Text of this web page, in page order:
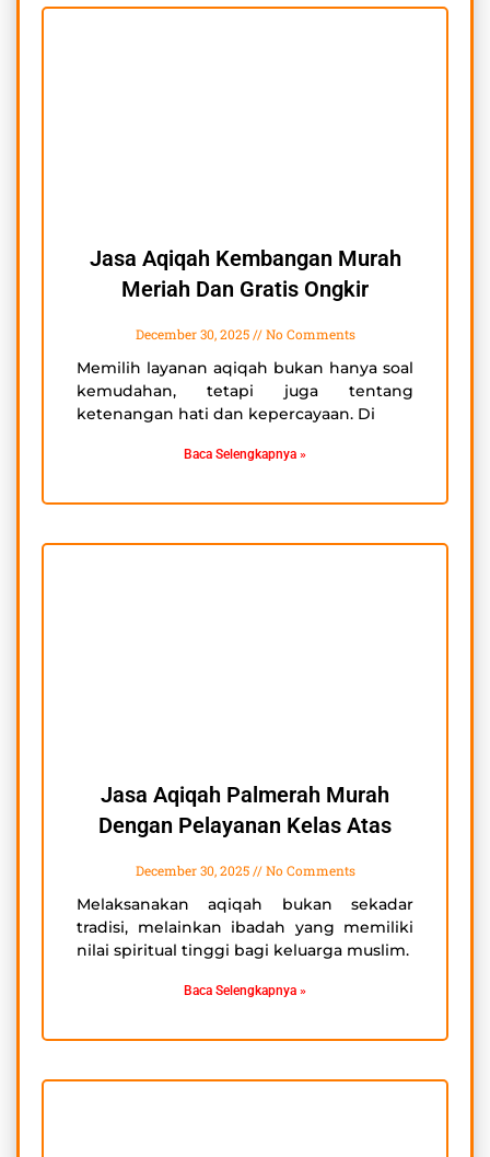
Jasa Aqiqah Kembangan Murah
Meriah Dan Gratis Ongkir
December 30, 2025 No Comments
Memilih layanan aqiqah bukan hanya soal
kemudahan, tetapi juga tentang
ketenangan hati dan kepercayaan. Di
Baca Selengkapnya »
Jasa Aqiqah Palmerah Murah
Dengan Pelayanan Kelas Atas
December 30, 2025 No Comments
Melaksanakan aqiqah bukan sekadar
tradisi, melainkan ibadah yang memiliki
nilai spiritual tinggi bagi keluarga muslim.
Baca Selengkapnya »